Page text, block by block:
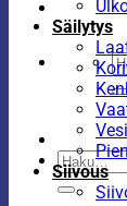
Etsi:
Säilytys
Siivous